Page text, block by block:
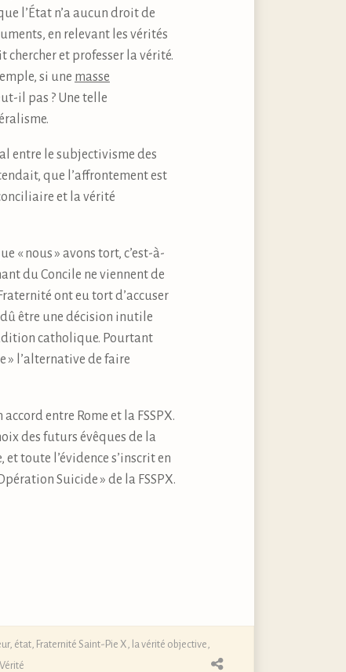
l’État n’a aucun droit de
en relevant les vérités
et professer la vérité.
si une masse
il pas ? Une telle
entre le subjectivisme des
que l’affrontement est
et la vérité
« nous » avons tort, c’est-à-
du Concile ne viennent de
ont eu tort d’accuser
dû être une décision inutile
catholique. Pourtant
» l’alternative de faire
entre Rome et la FSSPX.
des futurs évêques de la
et toute l’évidence s’inscrit en
Suicide » de la FSSPX.
, état Fraternité Saint-Pie X la vérité objective
Vérité